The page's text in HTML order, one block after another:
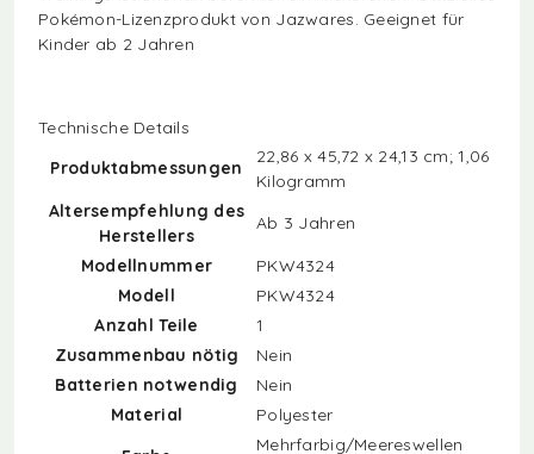
Pokémon-Lizenzprodukt von Jazwares. Geeignet für
Kinder ab 2 Jahren
Technische Details
Produktabmessungen
‎22,86 x 45,72 x 24,13 cm; 1,06
Kilogramm
Altersempfehlung des
Herstellers
‎Ab 3 Jahren
Modellnummer
‎PKW4324
Modell
‎PKW4324
Anzahl Teile
‎1
Zusammenbau nötig
‎Nein
Batterien notwendig
‎Nein
Material
‎Polyester
‎Mehrfarbig/Meereswellen